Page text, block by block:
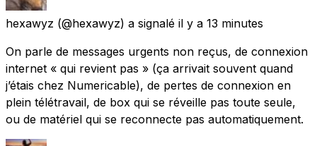
hexawyz (@hexawyz) a signalé il y a 13 minutes
On parle de messages urgents non reçus, de connexion
internet « qui revient pas » (ça arrivait souvent quand
j’étais chez Numericable), de pertes de connexion en
plein télétravail, de box qui se réveille pas toute seule,
ou de matériel qui se reconnecte pas automatiquement.